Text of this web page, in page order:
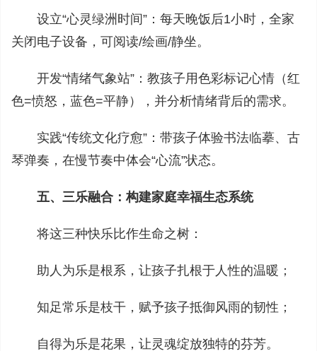
设立“心灵绿洲时间”：每天晚饭后1小时，全家
关闭电子设备，可阅读/绘画/静坐。
开发“情绪气象站”：教孩子用色彩标记心情（红
色=愤怒，蓝色=平静），并分析情绪背后的需求。
实践“传统文化疗愈”：带孩子体验书法临摹、古
琴弹奏，在慢节奏中体会“心流”状态。
五、三乐融合：构建家庭幸福生态系统
将这三种快乐比作生命之树：
助人为乐是根系，让孩子扎根于人性的温暖；
知足常乐是枝干，赋予孩子抵御风雨的韧性；
自得为乐是花果，让灵魂绽放独特的芬芳。